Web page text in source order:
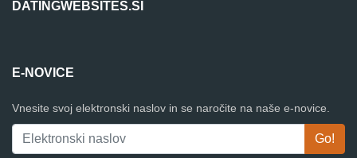
DATINGWEBSITES.SI
E-NOVICE
Vnesite svoj elektronski naslov in se naročite na naše e-novice.